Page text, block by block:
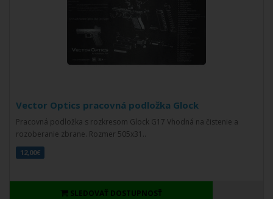
Vector Optics pracovná podložka Glock
Pracovná podložka s rozkresom Glock G17 Vhodná na čistenie a
rozoberanie zbrane. Rozmer 505x31..
12,00€
SLEDOVAŤ DOSTUPNOSŤ